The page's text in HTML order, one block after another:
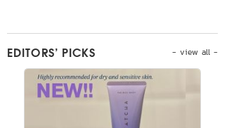
- view all -
EDITORS’ PICKS